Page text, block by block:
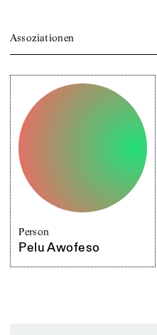
Assoziationen
Person
Pelu Awofeso